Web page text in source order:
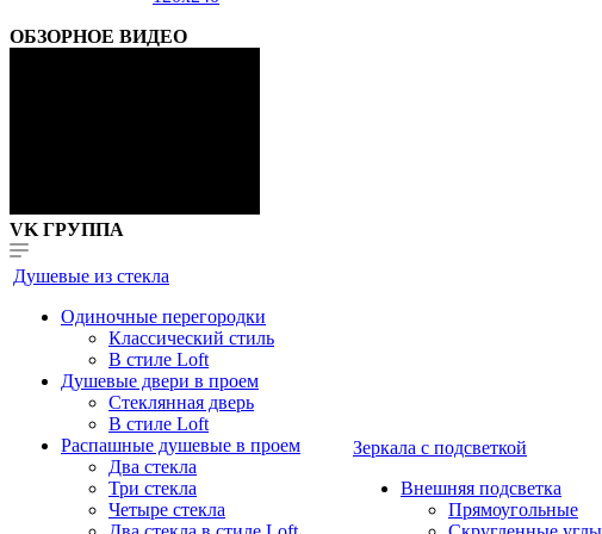
ОБЗОРНОЕ ВИДЕО
VK ГРУППА
Душевые из стекла
Одиночные перегородки
Классический стиль
В стиле Loft
Душевые двери в проем
Стеклянная дверь
В стиле Loft
Распашные душевые в проем
Два стекла
Три стекла
Четыре стекла
Зеркала с подсветкой
Внешняя подсветка
Прямоугольные